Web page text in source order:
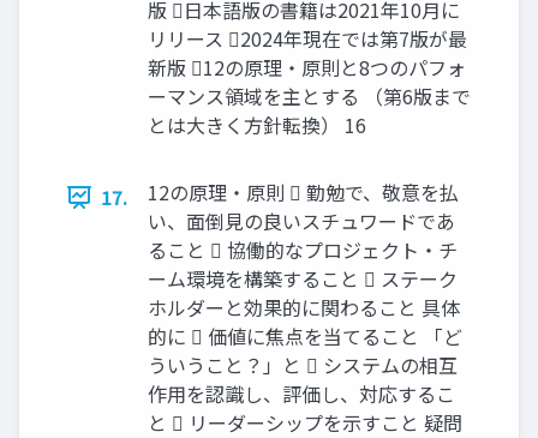
版 日本語版の書籍は2021年10月に
リリース 2024年現在では第7版が最
新版 12の原理・原則と8つのパフォ
ーマンス領域を主とする （第6版まで
とは大きく方針転換） 16
17.
12の原理・原則  勤勉で、敬意を払
い、面倒見の良いスチュワードであ
ること  協働的なプロジェクト・チ
ーム環境を構築すること  ステーク
ホルダーと効果的に関わること 具体
的に  価値に焦点を当てること 「ど
ういうこと？」と  システムの相互
作用を認識し、評価し、対応するこ
と  リーダーシップを示すこと 疑問